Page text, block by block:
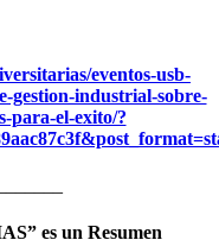
eventos-usb-
gestion-industrial-sobre-
para-el-exito/?
es un Resumen